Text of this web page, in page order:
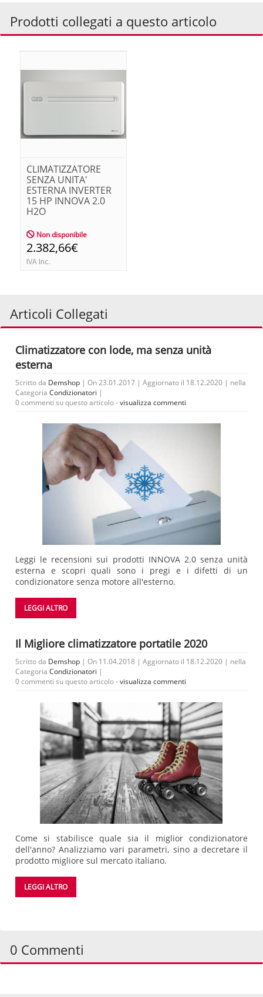
Prodotti collegati a questo articolo
CLIMATIZZATORE
SENZA UNITA'
ESTERNA INVERTER
15 HP INNOVA 2.0
H2O
Non disponibile
2.382,66€
IVA Inc.
Articoli Collegati
Climatizzatore con lode, ma senza unità
esterna
Scritto da Demshop | On 23.01.2017 | Aggiornato il 18.12.2020 | nella
Categoria Condizionatori |
0 commenti su questo articolo -visualizza commenti
Leggi le recensioni sui prodotti INNOVA 2.0 senza unità
esterna e scopri quali sono i pregi e i difetti di un
condizionatore senza motore all'esterno.
LEGGI ALTRO
Il Migliore climatizzatore portatile 2020
Scritto da Demshop | On 11.04.2018 | Aggiornato il 18.12.2020 | nella
Categoria Condizionatori |
0 commenti su questo articolo -visualizza commenti
Come si stabilisce quale sia il miglior condizionatore
dell'anno? Analizziamo vari parametri, sino a decretare il
prodotto migliore sul mercato italiano.
LEGGI ALTRO
0 Commenti